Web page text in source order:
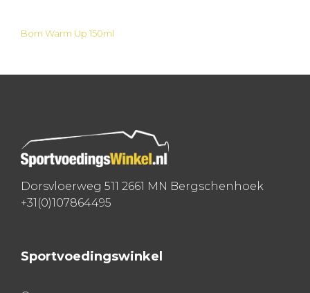
Bericht
navigatie
Born Warm Up 150ml
Dorsvloerweg 511 2661 MN Bergschenhoek
+31(0)107864495
Sportvoedingswinkel